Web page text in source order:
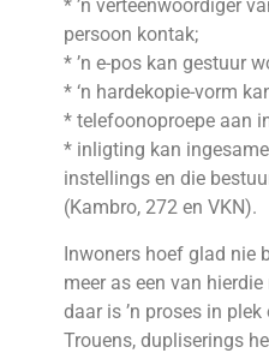
* ’n verteenwoordiger
persoon kontak;
* ’n e-pos kan gestuur
* ‘n hardekopie-vorm
* telefoonoproepe aan
* inligting kan
instellings en die
(Kambro, 272 en VKN).
Inwoners hoef glad nie
meer as een van
daar is ’n proses in
Trouens, dupliserings